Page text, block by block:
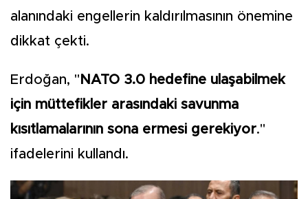
alanındaki engellerin kaldırılmasının önemine
dikkat çekti.
Erdoğan, " NATO 3.0 hedefine ulaşabilmek
için müttefikler arasındaki savunma
kısıtlamalarının sona ermesi gerekiyor."
ifadelerini kullandı.